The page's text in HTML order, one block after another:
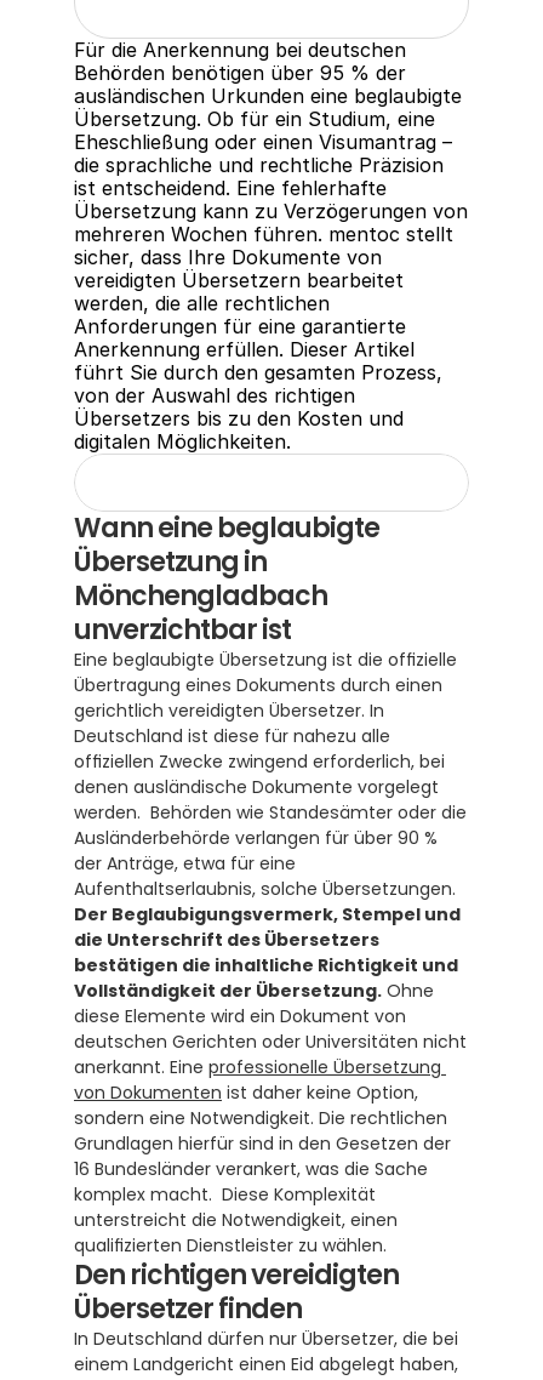
Für die Anerkennung bei deutschen
Behörden benötigen über 95 % der
ausländischen Urkunden eine beglaubigte
Übersetzung. Ob für ein Studium, eine
Eheschließung oder einen Visumantrag –
die sprachliche und rechtliche Präzision
ist entscheidend. Eine fehlerhafte
Übersetzung kann zu Verzögerungen von
mehreren Wochen führen. mentoc stellt
sicher, dass Ihre Dokumente von
vereidigten Übersetzern bearbeitet
werden, die alle rechtlichen
Anforderungen für eine garantierte
Anerkennung erfüllen. Dieser Artikel
führt Sie durch den gesamten Prozess,
von der Auswahl des richtigen
Übersetzers bis zu den Kosten und
digitalen Möglichkeiten.
Wann eine beglaubigte
Übersetzung in
Mönchengladbach
unverzichtbar ist
Eine beglaubigte Übersetzung ist die offizielle
Übertragung eines Dokuments durch einen
gerichtlich vereidigten Übersetzer. In
Deutschland ist diese für nahezu alle
offiziellen Zwecke zwingend erforderlich, bei
denen ausländische Dokumente vorgelegt
werden.  Behörden wie Standesämter oder die
Ausländerbehörde verlangen für über 90 %
der Anträge, etwa für eine
Der Beglaubigungsvermerk, Stempel und
die Unterschrift des Übersetzers
bestätigen die inhaltliche Richtigkeit und
Vollständigkeit der Übersetzung. Ohne
diese Elemente wird ein Dokument von
deutschen Gerichten oder Universitäten nicht
anerkannt. Eine professionelle Übersetzung
von Dokumenten ist daher keine Option,
sondern eine Notwendigkeit. Die rechtlichen
Grundlagen hierfür sind in den Gesetzen der
16 Bundesländer verankert, was die Sache
komplex macht.  Diese Komplexität
unterstreicht die Notwendigkeit, einen
qualifizierten Dienstleister zu wählen.
Den richtigen vereidigten
Übersetzer finden
In Deutschland dürfen nur Übersetzer, die bei
einem Landgericht einen Eid abgelegt haben,